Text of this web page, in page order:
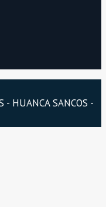
- HUANCA SANCOS -